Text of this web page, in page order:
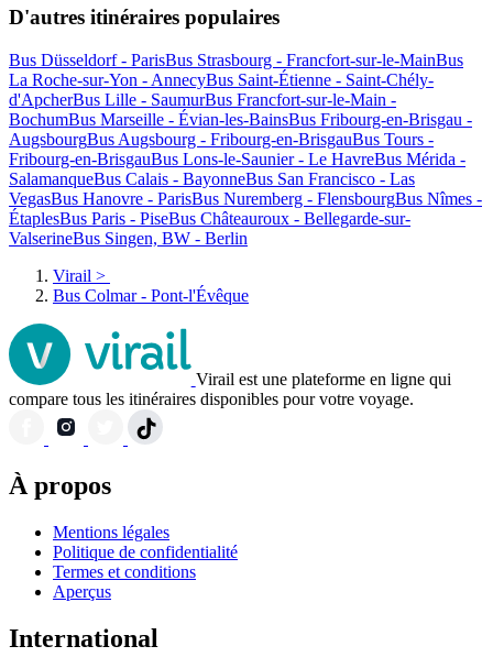
D'autres itinéraires populaires
Bus Düsseldorf - ParisBus Strasbourg - Francfort-sur-le-MainBus
La Roche-sur-Yon - AnnecyBus Saint-Étienne - Saint-Chély-
d'ApcherBus Lille - SaumurBus Francfort-sur-le-Main -
BochumBus Marseille - Évian-les-BainsBus Fribourg-en-Brisgau -
AugsbourgBus Augsbourg - Fribourg-en-BrisgauBus Tours -
Fribourg-en-BrisgauBus Lons-le-Saunier - Le HavreBus Mérida -
SalamanqueBus Calais - BayonneBus San Francisco - Las
VegasBus Hanovre - ParisBus Nuremberg - FlensbourgBus Nîmes -
ÉtaplesBus Paris - PiseBus Châteauroux - Bellegarde-sur-
ValserineBus Singen, BW - Berlin
Virail >
Bus Colmar - Pont-l'Évêque
Virail est une plateforme en ligne qui
compare tous les itinéraires disponibles pour votre voyage.
À propos
Mentions légales
Politique de confidentialité
Termes et conditions
Aperçus
International